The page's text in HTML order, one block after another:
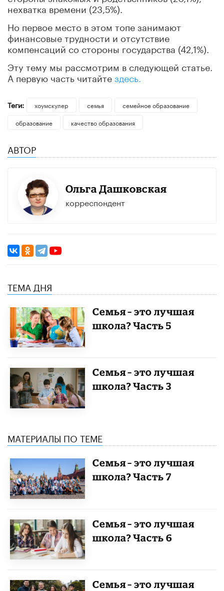
нехватка времени (23,5%).
Но первое место в этом топе занимают
финансовые трудности и отсутствие
компенсаций со стороны государства (42,1%).
Эту тему мы рассмотрим в следующей статье.
А первую часть читайте здесь.
Теги: хоумскулер семья
семейное образование
образование
качество образования
АВТОР
Ольга Дашковская
корреспондент
ТЕМА ДНЯ
Семья – это лучшая
школа? Часть 5
Семья – это лучшая
школа? Часть 3
МАТЕРИАЛЫ ПО ТЕМЕ
Семья – это лучшая
школа? Часть 7
Семья – это лучшая
школа? Часть 6
Семья – это лучшая